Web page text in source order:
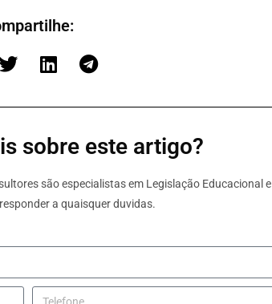
sobre este artigo?
são especialistas em Legislação Educacional e
a quaisquer duvidas.